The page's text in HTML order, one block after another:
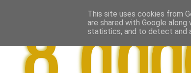
This site uses cookies from
are shared with Google
statistics, and to detect and